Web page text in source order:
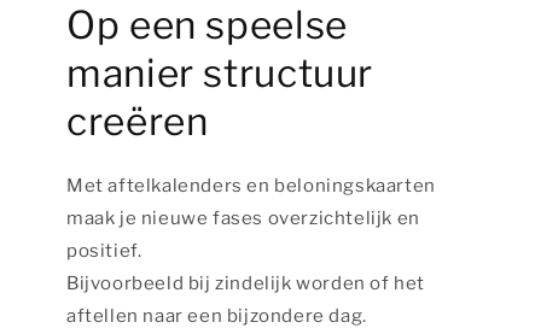
Op een speelse
manier structuur
creëren
Met aftelkalenders en beloningskaarten
maak je nieuwe fases overzichtelijk en
positief.
Bijvoorbeeld bij zindelijk worden of het
aftellen naar een bijzondere dag.